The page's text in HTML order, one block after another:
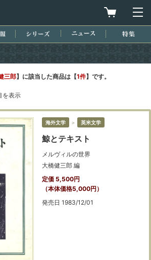
買物カゴを
近刊情報 シリーズ ニュース
三郎】に該当した商品は【1件】です。
を表示
海外文学 ＞ 英米文学
鯨とテキスト
メルヴィルの世界
大橋健三郎 編
定価 5,500円
（本体価格5,000円）
発売日 1983/12/01